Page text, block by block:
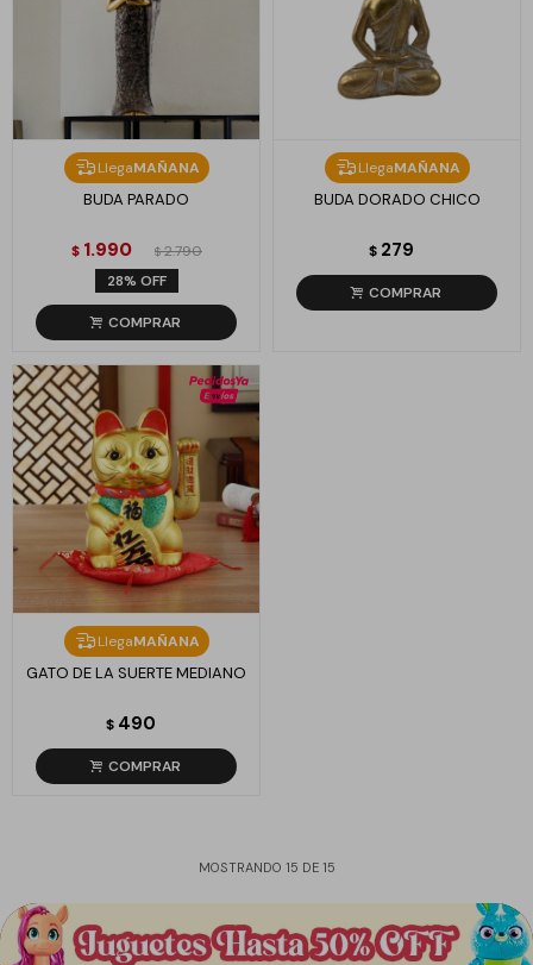
LlegaMAÑANA
BUDA PARADO
$ 1.990 $ 2.790
28
LlegaMAÑANA
BUDA DORADO CHICO
$ 279
LlegaMAÑANA
GATO DE LA SUERTE MEDIANO
$ 490
MOSTRANDO 15 DE 15